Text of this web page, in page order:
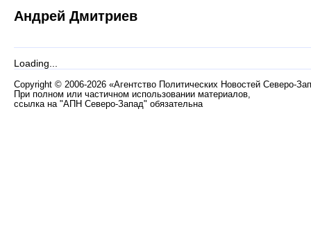
Андрей Дмитриев
Loading...
Copyright © 2006-2026 «Агентство Политических Новостей Северо-
При полном или частичном использовании материалов,
ссылка на "АПН Северо-Запад" обязательна